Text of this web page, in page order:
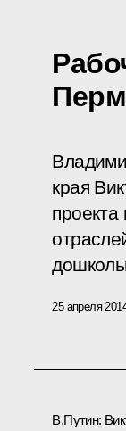
края
проекта
25 апреля
В.Путин: